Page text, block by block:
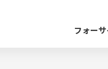
フォー